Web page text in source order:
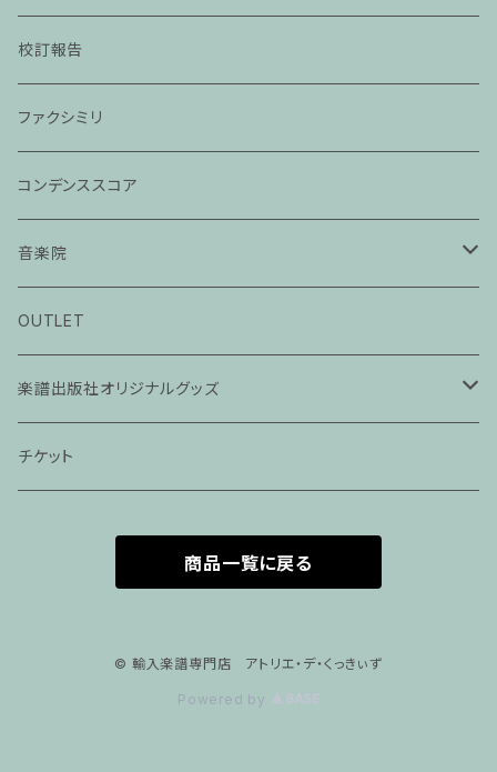
校訂報告
ファクシミリ
コンデンススコア
音楽院
ピアノ科３０分レッスン
ピアノ科４５分レッスン
家族割プラン
家族割適用プラン2
声楽ピアノ４５分レッスン
ヴァイオリンピアノ６０分レッスン
OUTLET
楽譜出版社オリジナルグッズ
アパレル
チケット
商品一覧に戻る
© 輸入楽譜専門店 アトリエ・デ・くっきぃず
Powered by